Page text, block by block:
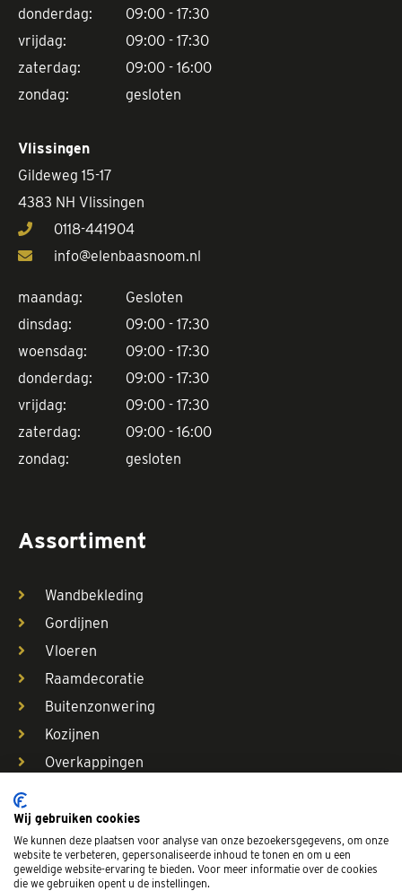
donderdag:
09:00 - 17:30
vrijdag:
09:00 - 17:30
zaterdag:
09:00 - 16:00
zondag:
gesloten
Vlissingen
Gildeweg 15-17
4383 NH Vlissingen
0118-441904
info@elenbaasnoom.nl
maandag:
Gesloten
dinsdag:
09:00 - 17:30
woensdag:
09:00 - 17:30
donderdag:
09:00 - 17:30
vrijdag:
09:00 - 17:30
zaterdag:
09:00 - 16:00
zondag:
gesloten
Assortiment
Wandbekleding
Gordijnen
Vloeren
Raamdecoratie
Buitenzonwering
Kozijnen
Overkappingen
Kasten op maat
Wij gebruiken cookies
We kunnen deze plaatsen voor analyse van onze bezoekersgegevens, om onze
website te verbeteren, gepersonaliseerde inhoud te tonen en om u een
geweldige website-ervaring te bieden. Voor meer informatie over de cookies
die we gebruiken opent u de instellingen.